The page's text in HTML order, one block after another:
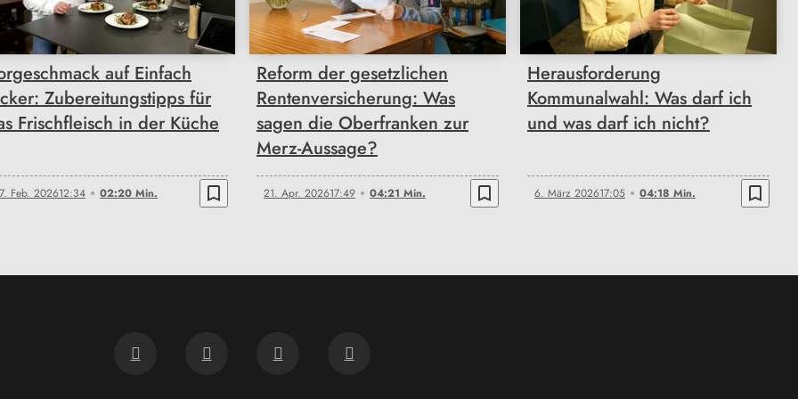
auf Einfach
Zubereitungstipps für
Frischfleisch in der Küche
Feb. 202612:34 02:20 Min. bookmark_border
Reform der gesetzlichen
Rentenversicherung: Was
sagen die Oberfranken zur
Merz-Aussage?
21. Apr. 202617:49 04:21 Min. bookmark_border
Herausforderung
Kommunalwahl: Was darf ich
und was darf ich nicht?
6. März 202617:05 04:18 Min. bookmark_border